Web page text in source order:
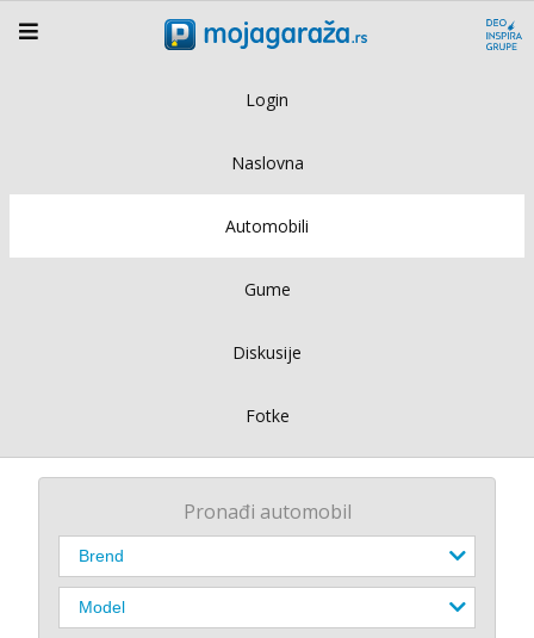
Login
Naslovna
Automobili
Gume
Diskusije
Fotke
Pronađi automobil